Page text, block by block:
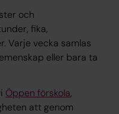
och
fika,
Varje vecka samlas
eller bara ta
Öppen förskola,
att genom